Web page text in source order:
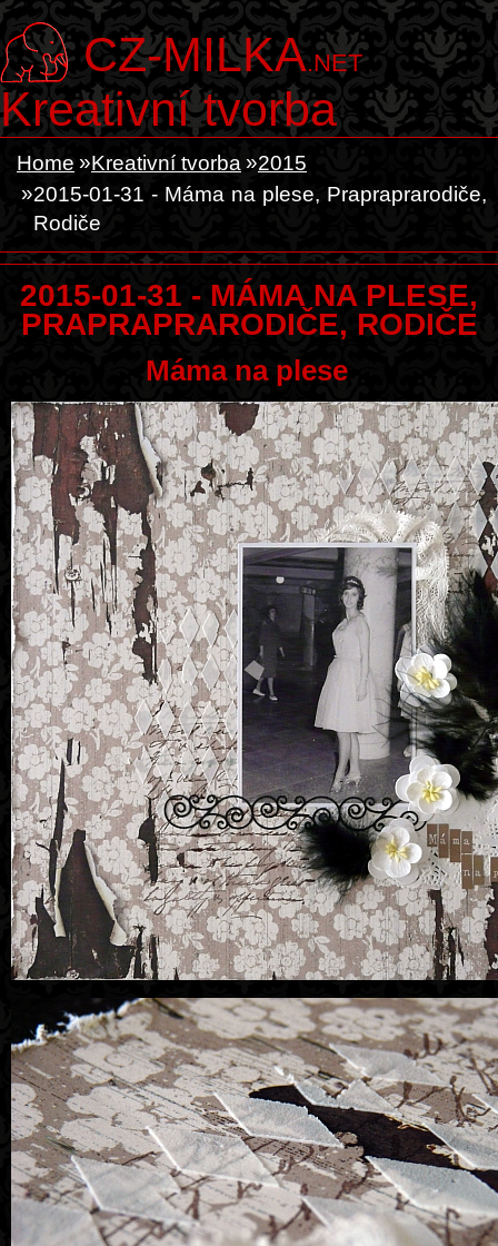
CZ-MILKA.NET
Kreativní tvorba
Home Kreativní tvorba
2015
2015-01-31 - Máma na plese, Prapraprarodiče,
Rodiče
2015-01-31 - MÁMA NA PLESE,
PRAPRAPRARODIČE, RODIČE
Máma na plese